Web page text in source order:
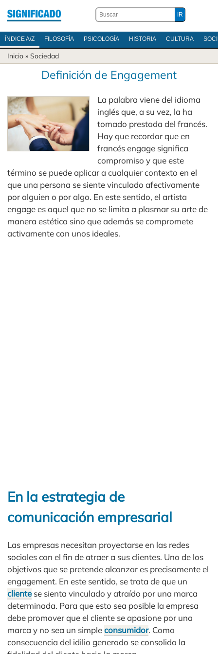
ÍNDICE A/Z FILOSOFÍA PSICOLOGÍA HISTORIA CULTURA
Inicio » Sociedad
Definición de Engagement
La palabra viene del idioma
inglés que, a su vez, la ha
tomado prestada del francés.
Hay que recordar que en
francés engage significa
compromiso y que este
término se puede aplicar a cualquier contexto en el
que una persona se siente vinculado afectivamente
por alguien o por algo. En este sentido, el artista
engage es aquel que no se limita a plasmar su arte de
manera estética sino que además se compromete
activamente con unos ideales.
En la estrategia de
comunicación empresarial
Las empresas necesitan proyectarse en las redes
sociales con el fin de atraer a sus clientes. Uno de los
objetivos que se pretende alcanzar es precisamente el
engagement. En este sentido, se trata de que un
clientese sienta vinculado y atraído por una marca
determinada. Para que esto sea posible la empresa
debe promover que el cliente se apasione por una
marca y no sea un simpleconsumidor. Como
consecuencia del idilio generado se consolida la